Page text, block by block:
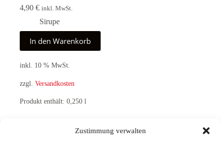
Zustimmung verwalten
4,90 € inkl. MwSt.
Sirupe
In den Warenkorb
inkl. 10 % MwSt.
zzgl. Versandkosten
Produkt enthält: 0,250 l